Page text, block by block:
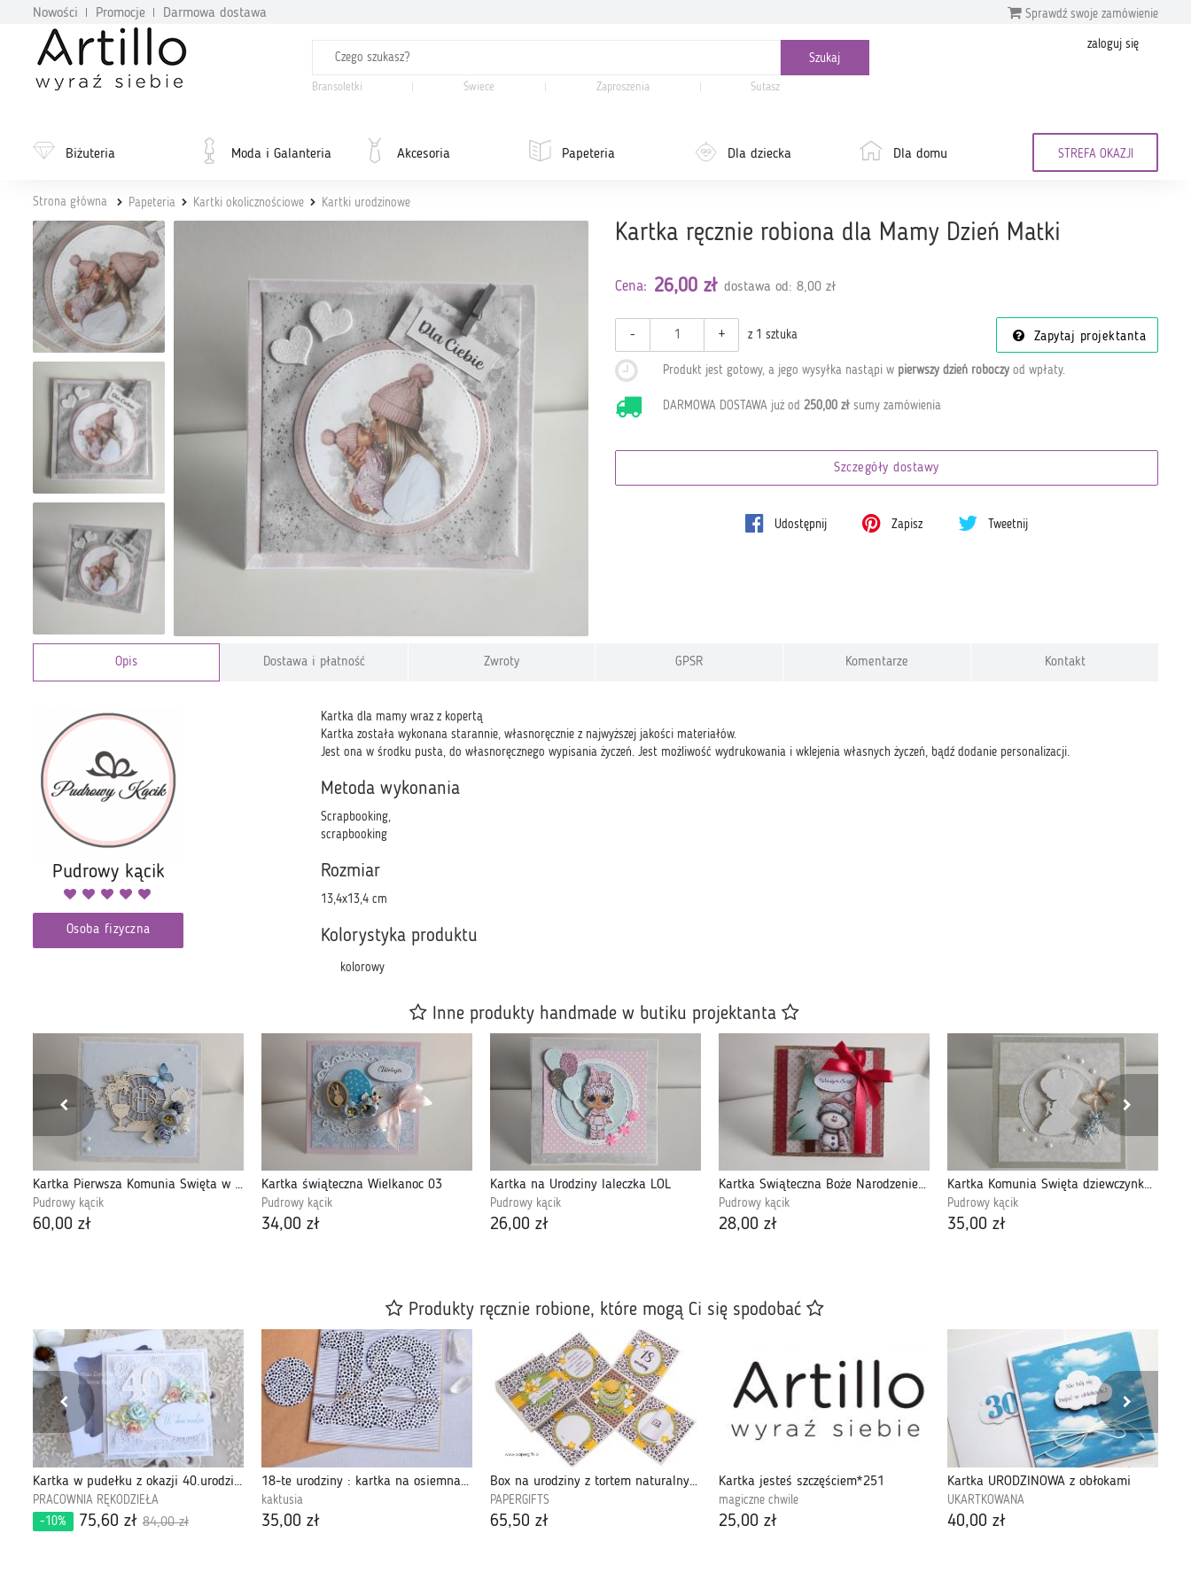
Nowości Promocje Darmowa dostawa Sprawdź swoje zamówienie
Bransoletki Świece Zaproszenia Sutasz
zaloguj się
Biżuteria Moda i Galanteria Akcesoria Papeteria Dla dziecka Dla domu STREFA OKAZJI
Strona główna Papeteria Kartki okolicznościowe Kartki urodzinowe
Kartka ręcznie robiona dla Mamy Dzień Matki
Cena: 26,00 zł dostawa od: 8,00 zł
- + z 1 sztuka Zapytaj projektanta
Produkt jest gotowy, a jego wysyłka nastąpi w pierwszy dzień roboczyod wpłaty.
DARMOWA DOSTAWA już od 250,00 złsumy zamówienia
Szczegóły dostawy
Udostępnij Zapisz Tweetnij
Opis Dostawa i płatność Zwroty GPSR Komentarze Kontakt
Kartka dla mamy wraz z kopertą
Kartka została wykonana starannie, własnoręcznie z najwyższej jakości materiałów.
Jest ona w środku pusta, do własnoręcznego wypisania życzeń. Jest możliwość wydrukowania i wklejenia własnych życzeń, bądź dodanie personalizacji.
Metoda wykonania
Scrapbooking,
scrapbooking
Rozmiar
13,4x13,4 cm
Kolorystyka produktu
kolorowy
Pudrowy kącik
Osoba fizyczna
Inne produkty handmade w butiku projektanta
Kartka Pierwsza Komunia Święta w pudełeczku 06
Pudrowy kącik
60,00 zł
Kartka świąteczna Wielkanoc 03
Pudrowy kącik
34,00 zł
Kartka na Urodziny laleczka LOL
Pudrowy kącik
26,00 zł
Kartka Świąteczna Boże Narodzenie bałwanek z choinką
Pudrowy kącik
28,00 zł
Kartka Komunia Święta dziewczynka z motylem
Pudrowy kącik
35,00 zł
Produkty ręcznie robione, które mogą Ci się spodobać
Kartka w pudełku z okazji 40.urodzin 497
PRACOWNIA RĘKODZIEŁA
-10%
75,60 zł 84,00 zł
18-te urodziny : kartka na osiemnastkę
kaktusia
35,00 zł
Box na urodziny z tortem naturalny eco
PAPERGIFTS
65,50 zł
Kartka jesteś szczęściem*251
magiczne chwile
25,00 zł
Kartka URODZINOWA z obłokami
UKARTKOWANA
40,00 zł